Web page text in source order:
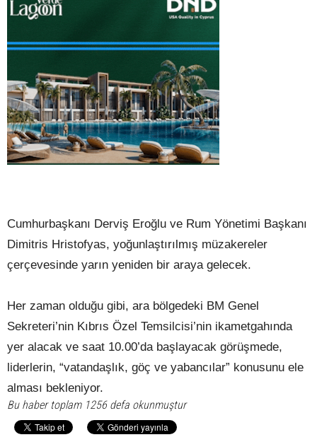
Cumhurbaşkanı Derviş Eroğlu ve Rum Yönetimi Başkanı
Dimitris Hristofyas, yoğunlaştırılmış müzakereler
çerçevesinde yarın yeniden bir araya gelecek.
Her zaman olduğu gibi, ara bölgedeki BM Genel
Sekreteri’nin Kıbrıs Özel Temsilcisi’nin ikametgahında
yer alacak ve saat 10.00’da başlayacak görüşmede,
liderlerin, “vatandaşlık, göç ve yabancılar” konusunu ele
alması bekleniyor.
Bu haber toplam 1256 defa okunmuştur